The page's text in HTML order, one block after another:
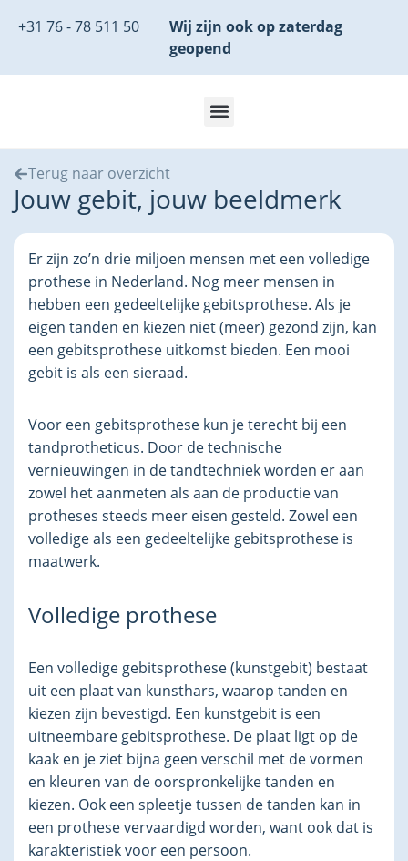
+31 76 - 78 511 50
Wij zijn ook op zaterdag
geopend
Terug naar overzicht
Jouw gebit, jouw beeldmerk
Er zijn zo’n drie miljoen mensen met een volledige
prothese in Nederland. Nog meer mensen in
hebben een gedeeltelijke gebitsprothese. Als je
eigen tanden en kiezen niet (meer) gezond zijn, kan
een gebitsprothese uitkomst bieden. Een mooi
gebit is als een sieraad.
Voor een gebitsprothese kun je terecht bij een
tandprotheticus. Door de technische
vernieuwingen in de tandtechniek worden er aan
zowel het aanmeten als aan de productie van
protheses steeds meer eisen gesteld. Zowel een
volledige als een gedeeltelijke gebitsprothese is
maatwerk.
Volledige prothese
Een volledige gebitsprothese (kunstgebit) bestaat
uit een plaat van kunsthars, waarop tanden en
kiezen zijn bevestigd. Een kunstgebit is een
uitneembare gebitsprothese. De plaat ligt op de
kaak en je ziet bijna geen verschil met de vormen
en kleuren van de oorspronkelijke tanden en
kiezen. Ook een spleetje tussen de tanden kan in
een prothese vervaardigd worden, want ook dat is
karakteristiek voor een persoon.